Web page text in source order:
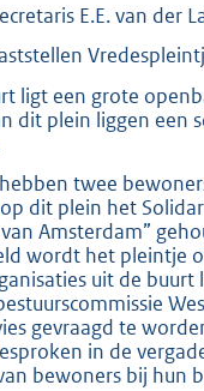
E.E. van der
ligt een grote
dit plein liggen een
twee
dit plein het
Amsterdam”
wordt het pleintje
uit de
gevraagd te
in de
bewoners bij hun